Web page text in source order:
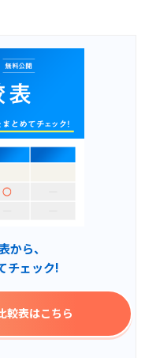
から、
チェック!
較表はこちら